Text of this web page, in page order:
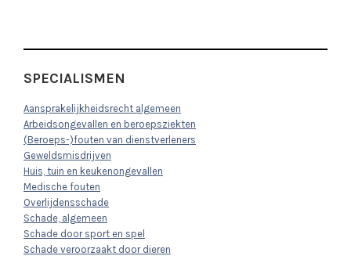
SPECIALISMEN
Aansprakelijkheidsrecht algemeen
Arbeidsongevallen en beroepsziekten
(Beroeps-)fouten van dienstverleners
Geweldsmisdrijven
Huis, tuin en keukenongevallen
Medische fouten
Overlijdensschade
Schade, algemeen
Schade door sport en spel
Schade veroorzaakt door dieren